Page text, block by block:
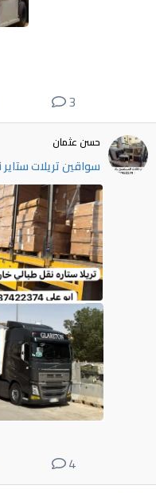
3
حسن عثمان
سواقين تريلات ستاير نقل
4